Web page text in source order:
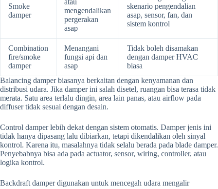
Smoke
damper
mengendalikan
pergerakan
asap
skenario pengendalian
asap, sensor, fan, dan
sistem kontrol
Combination
fire/smoke
damper
Menangani
fungsi api dan
asap
Tidak boleh disamakan
dengan damper HVAC
biasa
Balancing damper biasanya berkaitan dengan kenyamanan dan
distribusi udara. Jika damper ini salah disetel, ruangan bisa terasa tidak
merata. Satu area terlalu dingin, area lain panas, atau airflow pada
diffuser tidak sesuai dengan desain.
Control damper lebih dekat dengan sistem otomatis. Damper jenis ini
tidak hanya dipasang lalu dibiarkan, tetapi dikendalikan oleh sinyal
kontrol. Karena itu, masalahnya tidak selalu berada pada blade damper.
Penyebabnya bisa ada pada actuator, sensor, wiring, controller, atau
logika kontrol.
Backdraft damper digunakan untuk mencegah udara mengalir